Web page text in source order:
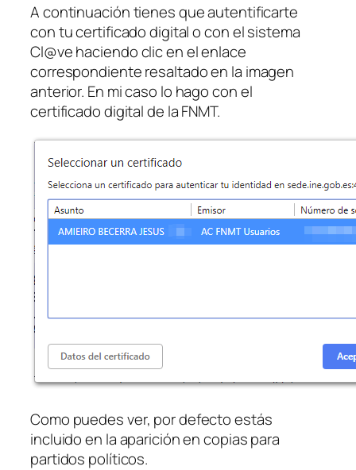
A continuación tienes que autentificarte
con tu certificado digital o con el sistema
Cl@ve haciendo clic en el enlace
correspondiente resaltado en la imagen
anterior. En mi caso lo hago con el
certificado digital de la FNMT.
Como puedes ver, por defecto estás
incluido en la aparición en copias para
partidos políticos.